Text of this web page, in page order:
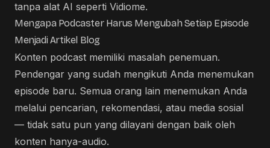
tanpa alat AI seperti Vidiome.
Mengapa Podcaster Harus Mengubah Setiap Episode
Menjadi Artikel Blog
Konten podcast memiliki masalah penemuan.
Pendengar yang sudah mengikuti Anda menemukan
episode baru. Semua orang lain menemukan Anda
melalui pencarian, rekomendasi, atau media sosial
— tidak satu pun yang dilayani dengan baik oleh
konten hanya-audio.